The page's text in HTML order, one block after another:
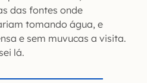
das fontes onde
tomando água, e
e sem muvucas a visita.
lá.